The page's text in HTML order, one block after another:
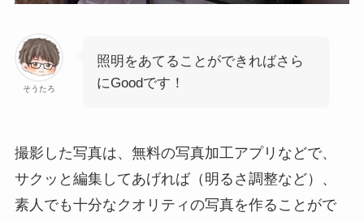
そうたろ
照明をあてることができればさら
にGoodです！
撮影した写真は、無料の写真加工アプリなどで、
サクッと編集してあげれば（明るさ調整など）、
素人でも十分なクオリティの写真を作ることがで